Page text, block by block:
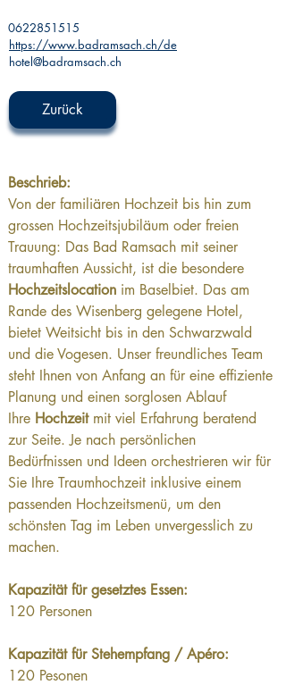
0622851515
https://www.badramsach.ch/de
hotel@badramsach.ch
Zurück
Beschrieb:
Von der familiären Hochzeit bis hin zum
grossen Hochzeitsjubiläum oder freien
Trauung: Das Bad Ramsach mit seiner
traumhaften Aussicht, ist die besondere
Hochzeitslocation im Baselbiet. Das am
Rande des Wisenberg gelegene Hotel,
bietet Weitsicht bis in den Schwarzwald
und die Vogesen. Unser freundliches Team
steht Ihnen von Anfang an für eine effiziente
Planung und einen sorglosen Ablauf
Ihre Hochzeit mit viel Erfahrung beratend
zur Seite. Je nach persönlichen
Bedürfnissen und Ideen orchestrieren wir für
Sie Ihre Traumhochzeit inklusive einem
passenden Hochzeitsmenü, um den
schönsten Tag im Leben unvergesslich zu
machen.
Kapazität für gesetztes Essen:
120 Personen
Kapazität für Stehempfang / Apéro:
120 Pesonen